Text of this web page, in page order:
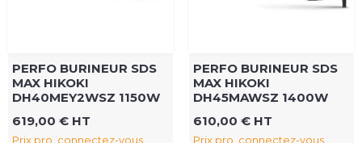
PERFO BURINEUR SDS
MAX HIKOKI
DH40MEY2WSZ 1150W
619,00 € HT
Prix pro, connectez-vous
PERFO BURINEUR SDS
MAX HIKOKI
DH45MAWSZ 1400W
610,00 € HT
Prix pro, connectez-vous